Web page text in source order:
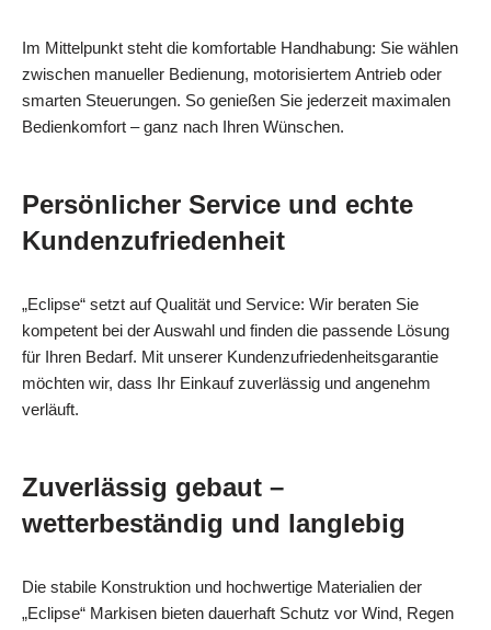
Im Mittelpunkt steht die komfortable Handhabung: Sie wählen
zwischen manueller Bedienung, motorisiertem Antrieb oder
smarten Steuerungen. So genießen Sie jederzeit maximalen
Bedienkomfort – ganz nach Ihren Wünschen.
Persönlicher Service und echte
Kundenzufriedenheit
„Eclipse“ setzt auf Qualität und Service: Wir beraten Sie
kompetent bei der Auswahl und finden die passende Lösung
für Ihren Bedarf. Mit unserer Kundenzufriedenheitsgarantie
möchten wir, dass Ihr Einkauf zuverlässig und angenehm
verläuft.
Zuverlässig gebaut –
wetterbeständig und langlebig
Die stabile Konstruktion und hochwertige Materialien der
„Eclipse“ Markisen bieten dauerhaft Schutz vor Wind, Regen